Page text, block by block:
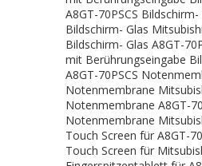
A8GT-70PSCS Bildschirm-
Bildschirm- Glas
Bildschirm- Glas A8GT-
mit Berührungseingabe
A8GT-70PSCS
Notenmembrane
Notenmembrane A8GT-
Notenmembrane
Touch Screen für A8GT-
Touch Screen für